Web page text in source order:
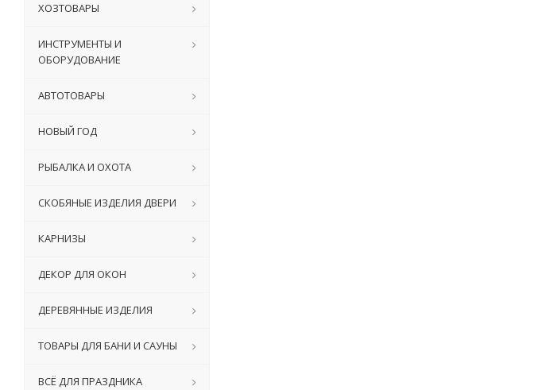
ХОЗТОВАРЫ
ИНСТРУМЕНТЫ И
ОБОРУДОВАНИЕ
АВТОТОВАРЫ
НОВЫЙ ГОД
РЫБАЛКА И ОХОТА
СКОБЯНЫЕ ИЗДЕЛИЯ ДВЕРИ
КАРНИЗЫ
ДЕКОР ДЛЯ ОКОН
ДЕРЕВЯННЫЕ ИЗДЕЛИЯ
ТОВАРЫ ДЛЯ БАНИ И САУНЫ
ВСЁ ДЛЯ ПРАЗДНИКА